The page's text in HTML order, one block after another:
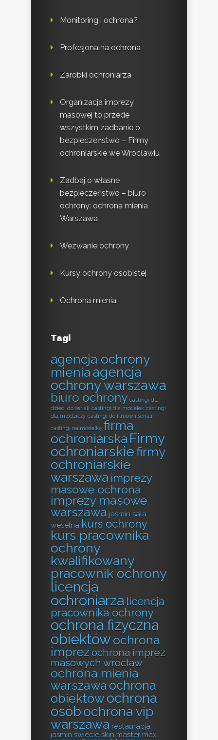
Monitoring i ochrona?
Profesjonalna ochrona
Zarobki ochroniarza
Organizacja imprezy
masowej to przede
wszystkim zadbanie o
bezpieczeństwo – Firmy
ochroniarskie we Wrocławiu
Zadbaj o własne
bezpieczeństwo – biuro
ochrony: ochrona mienia
Warszawa
Wezwanie ochrony
Kursy ochrony osobistej
Ochrona mienia
Tagi
agencja ochrony
mieniaagencja
ochrony warszawa
biuro ochrony castingi dla
dzieci do seriali castingi dla modelek castingi
dla młodzieży castingi do filmów i seriali
castingi na modelkę firma
ochroniarska Firmy
ochroniarskiefirmy
ochroniarskie
warszawa imprezy
masowe ochrona
imprezy masowe
warszawa jaśmin sala
weselna kurs ochrony
kurs pracownika
ochrony
kwalifikowany
pracownik ochrony
licencja
ochroniarza licencja
pracownika ochrony
ochrona fizyczna
obiektówochrona
imprez ochrona imprez
masowych wrocław
ochrona mienia
warszawa ochrona
obiektów ochrona
osóbochrona vip
warszawa restauracja
jaśmin świecie skin master max